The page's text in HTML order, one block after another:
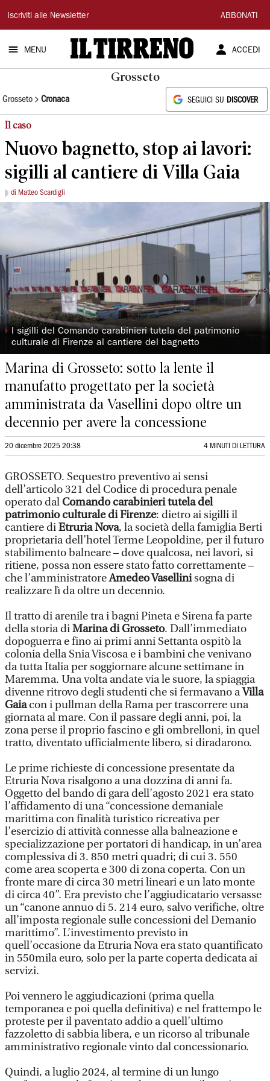
Il
Tirreno
Iscriviti alle Newsletter ABBONATI
MENU ACCEDI
Grosseto
Grosseto Cronaca SEGUICI SU DISCOVER
Il caso
Nuovo bagnetto, stop ai lavori:
sigilli al cantiere di Villa Gaia
di Matteo Scardigli
◗ I sigilli del Comando carabinieri tutela del patrimonio
culturale di Firenze al cantiere del bagnetto
Marina di Grosseto: sotto la lente il
manufatto progettato per la società
amministrata da Vasellini dopo oltre un
decennio per avere la concessione
20 dicembre 2025 20:38 4 MINUTI DI LETTURA
GROSSETO. Sequestro preventivo ai sensi
dell’articolo 321 del Codice di procedura penale
operato dal Comando carabinieri tutela del
patrimonio culturale di Firenze: dietro ai sigilli il
cantiere diEtruria Nova, la società della famiglia Berti
proprietaria dell’hotel Terme Leopoldine, per il futuro
stabilimento balneare – dove qualcosa, nei lavori, si
ritiene, possa non essere stato fatto correttamente –
che l’amministratoreAmedeo Vasellinisogna di
realizzare lì da oltre un decennio.
Il tratto di arenile tra i bagni Pineta e Sirena fa parte
della storia diMarina di Grosseto. Dall’immediato
dopoguerra e fino ai primi anni Settanta ospitò la
colonia della Snia Viscosa e i bambini che venivano
da tutta Italia per soggiornare alcune settimane in
Maremma. Una volta andate via le suore, la spiaggia
divenne ritrovo degli studenti che si fermavano aVilla
Gaiacon i pullman della Rama per trascorrere una
giornata al mare. Con il passare degli anni, poi, la
zona perse il proprio fascino e gli ombrelloni, in quel
tratto, diventato ufficialmente libero, si diradarono.
Le prime richieste di concessione presentate da
Etruria Nova risalgono a una dozzina di anni fa.
Oggetto del bando di gara dell’agosto 2021 era stato
l’affidamento di una “concessione demaniale
marittima con finalità turistico ricreativa per
l’esercizio di attività connesse alla balneazione e
specializzazione per portatori di handicap, in un’area
complessiva di 3. 850 metri quadri; di cui 3. 550
come area scoperta e 300 di zona coperta. Con un
fronte mare di circa 30 metri lineari e un lato monte
di circa 40”. Era previsto che l’aggiudicatario versasse
un “canone annuo di 5. 214 euro, salvo verifiche, oltre
all’imposta regionale sulle concessioni del Demanio
marittimo”. L’investimento previsto in
quell’occasione da Etruria Nova era stato quantificato
in 550mila euro, solo per la parte coperta dedicata ai
servizi.
Poi vennero le aggiudicazioni (prima quella
temporanea e poi quella definitiva) e nel frattempo le
proteste per il paventato addio a quell’ultimo
fazzoletto di sabbia libera, e un ricorso al tribunale
amministrativo regionale vinto dal concessionario.
Quindi, a luglio 2024, al termine di un lungo